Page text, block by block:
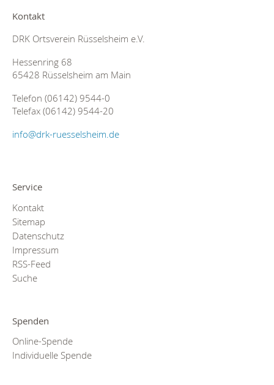
Kontakt
DRK Ortsverein Rüsselsheim e.V.
Hessenring 68
65428 Rüsselsheim am Main
Telefon (06142) 9544-0
Telefax (06142) 9544-20
info@drk-ruesselsheim.de
Service
Kontakt
Sitemap
Datenschutz
Impressum
RSS-Feed
Suche
Spenden
Online-Spende
Individuelle Spende